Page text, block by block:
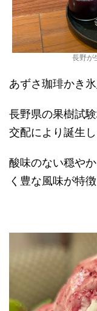
長野が
あずさ珈琲かき氷
長野県の果樹試
交配により誕生
酸味のない穏や
く豊な風味が特徴